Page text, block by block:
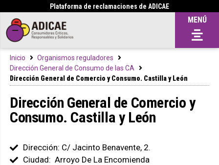
Plataforma de reclamaciones de ADICAE
MENÚ
Inicio
Organismos reguladores
Dirección General de Consumo de las CA
Dirección General de Comercio y Consumo. Castilla y León
Dirección General de Comercio y
Consumo. Castilla y León
Dirección: C/ Jacinto Benavente, 2.
Ciudad: Arroyo De La Encomienda